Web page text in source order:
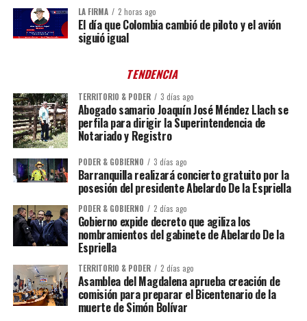
LA FIRMA 2 horas ago
El día que Colombia cambió de piloto y el avión
siguió igual
TENDENCIA
TERRITORIO & PODER 3 días ago
Abogado samario Joaquín José Méndez Llach se
perfila para dirigir la Superintendencia de
Notariado y Registro
PODER & GOBIERNO 3 días ago
Barranquilla realizará concierto gratuito por la
posesión del presidente Abelardo De la Espriella
PODER & GOBIERNO 2 días ago
Gobierno expide decreto que agiliza los
nombramientos del gabinete de Abelardo De la
Espriella
TERRITORIO & PODER 2 días ago
Asamblea del Magdalena aprueba creación de
comisión para preparar el Bicentenario de la
muerte de Simón Bolívar